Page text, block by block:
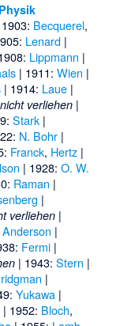
Becquerel,
Lenard |
Lippmann |
| 1911: Wien |
| 1914: Laue |
nicht verliehen |
Stark |
N. Bohr |
Franck, Hertz|
| 1928: O. W.
Raman |
|
verliehen |
|
Fermi |
| 1943: Stern |
|
Yukawa |
| 1952: Bloch,